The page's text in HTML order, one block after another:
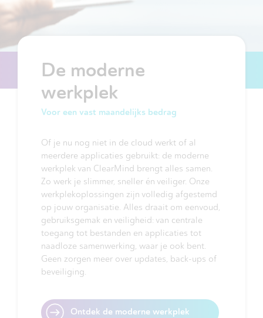
De moderne
werkplek
Voor een vast maandelijks bedrag
Of je nu nog niet in de cloud werkt of al
meerdere applicaties gebruikt: de moderne
werkplek van ClearMind brengt alles samen.
Zo werk je slimmer, sneller én veiliger. Onze
werkplekoplossingen zijn volledig afgestemd
op jouw organisatie. Alles draait om eenvoud,
gebruiksgemak en veiligheid: van centrale
toegang tot bestanden en applicaties tot
naadloze samenwerking, waar je ook bent.
Geen zorgen meer over updates, back-ups of
beveiliging.
Ontdek de moderne werkplek